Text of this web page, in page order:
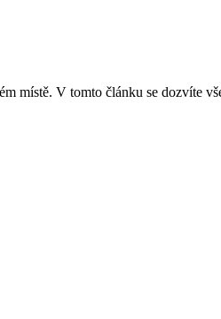
místě. V tomto článku se dozvíte